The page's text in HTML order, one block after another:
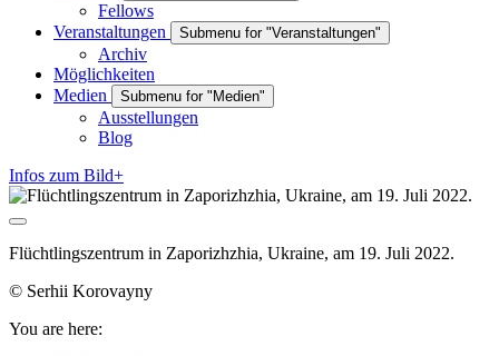
Fellows
Veranstaltungen
Submenu for "Veranstaltungen"
Archiv
Möglichkeiten
Medien
Submenu for "Medien"
Ausstellungen
Blog
Infos zum Bild+
Flüchtlingszentrum in Zaporizhzhia, Ukraine, am 19. Juli 2022.
© Serhii Korovayny
You are here: